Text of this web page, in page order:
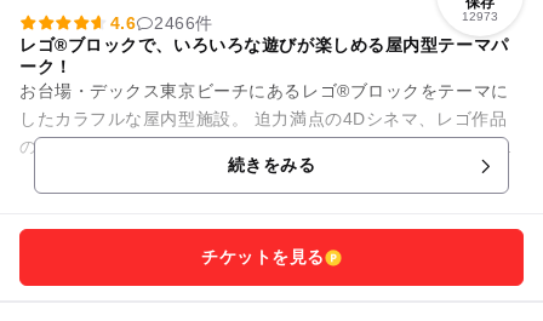
12973
4.6
2466件
レゴ®ブロックで、いろいろな遊びが楽しめる屋内型テーマパ
ーク！
お台場・デックス東京ビーチにあるレゴ®ブロックをテーマに
したカラフルな屋内型施設。 迫力満点の4Dシネマ、レゴ作品
の作り方を教えてくれるレゴ教室などなど、ブロックで遊ん
で、体を動かして、レゴの...続きをみる
チケットを見る